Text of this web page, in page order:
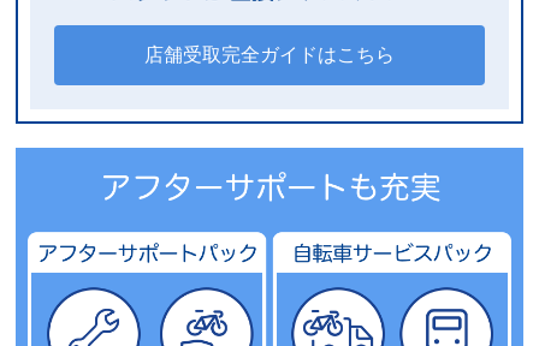
店舗受取完全ガイドはこちら